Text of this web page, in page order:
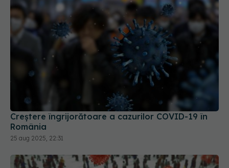
Creștere îngrijorătoare a cazurilor COVID-19 în
România
25 aug 2025, 22:31